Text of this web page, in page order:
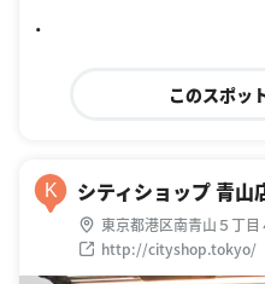
・
このスポッ
K シティショップ 青山
東京都港区南青山５丁目
http://cityshop.tokyo/